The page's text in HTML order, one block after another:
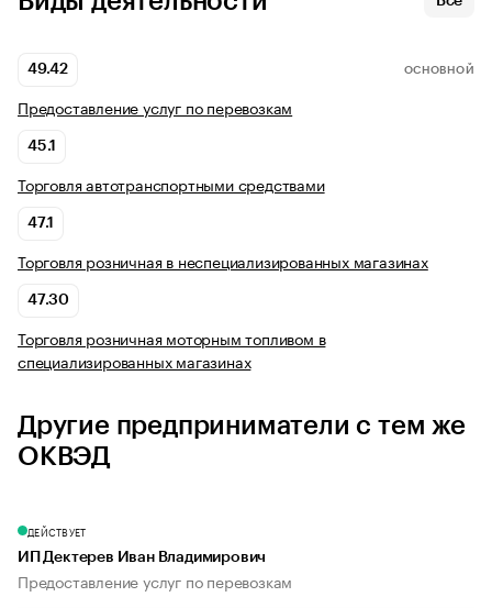
49.42 ОСНОВНОЙ
Предоставление услуг по перевозкам
45.1
Торговля автотранспортными средствами
47.1
Торговля розничная в неспециализированных магазинах
47.30
Торговля розничная моторным топливом в
специализированных магазинах
Другие предприниматели с тем же
ОКВЭД
ДЕЙСТВУЕТ
ИП Дектерев Иван Владимирович
Предоставление услуг по перевозкам